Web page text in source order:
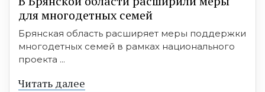
для многодетных семей
Брянская область расширяет меры поддержки
многодетных семей в рамках национального
проекта ...
Читать далее